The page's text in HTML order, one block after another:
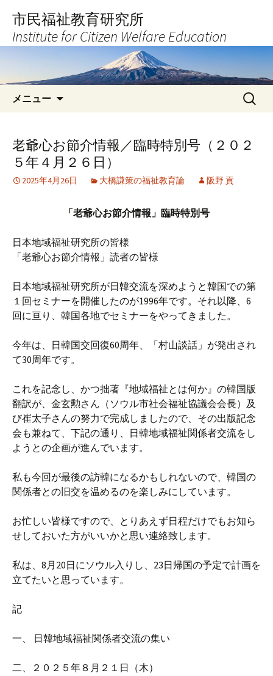
へ
キ
市民福祉教育研究所
Institute for Citizen Welfare Education
メニュー
検
索:
老爺心お節介情報／臨時特別号（２０２
５年４月２６日）
2025年4月26日 大橋謙策の福祉教育論 阪野 貢
「老爺心お節介情報」臨時特別号
日本地域福祉研究所の皆様
「老爺心お節介情報」読者の皆様
日本地域福祉研究所が日韓交流を深めようと韓国での第
１回セミナーを開催したのが1996年です。それ以降、6
回に亘り、韓国各地でセミナーをやってきました。
今年は、日韓国交回復60周年、「村山談話」が発出され
て30周年です。
これを記念し、かつ拙著『地域福祉とは何か』の韓国版
翻訳が、金玄勲さん（ソウル市社会福祉協議会会長）及
び崔太子さんの努力で完成しましたので、その出版記念
会も兼ねて、下記の通り、日韓地域福祉関係者交流をし
ようとの企画が進んでいます。
私も今回が最後の訪韓になるかもしれないので、韓国の
関係者との旧交を温めるのを楽しみにしています。
お忙しい皆様ですので、とりあえず日程だけでもお知ら
せしておいた方がいいかと思い連絡致します。
私は、 8月 20日にソウル入りし、 23日帰国の予定で計画を
立てたいと思っています。
記
一、 日韓地域福祉関係者交流の集い
二、２０２５年８月２１日（木）